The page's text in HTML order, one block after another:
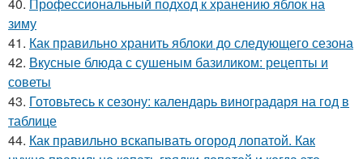
зиму
41. Как правильно хранить яблоки до следующего сезона
42. Вкусные блюда с сушеным базиликом: рецепты и
советы
43. Готовьтесь к сезону: календарь виноградаря на год в
таблице
44. Как правильно вскапывать огород лопатой. Как